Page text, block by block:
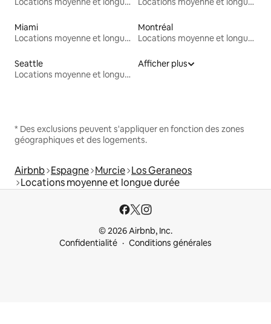
Miami
Locations moyenne et longue durée
Montréal
Locations moyenne et longue durée
Seattle
Locations moyenne et longue durée
Afficher plus
* Des exclusions peuvent s'appliquer en fonction des zones
géographiques et des logements.
Airbnb Espagne Murcie Los Geraneos
Locations moyenne et longue durée
© 2026 Airbnb, Inc.
Confidentialité
Conditions générales